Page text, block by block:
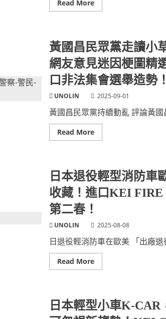
輕
型
星
餐
20
天！
倫
敦
《BEHIND》
魚
類
鮮
房
Read MoreRead
more
基
過
世！
烏
克
蘭
裔
美
國
直
升
機
企
業
創
子
逝
世！
順
談
譯
亂
&
台
語
更
外
語！
黃國昌民眾黨走讀小
網友意見迷因梗圖精
口非法集會選舉造勢！
UNOLIN 2025-09-01
黃國昌民眾黨持續動亂 評論黃國
Read MoreRead
more
民
眾
黨
走
警
察
警
民
衝
突，
網
友
因
梗
圖
日本退役輕型消防車
收藏！進口KEI
第二春！
UNOLIN 2025-08-08
日退役輕消防車在歐美 「出廠退
Read MoreRead
more
役
輕
型
日本輕型小車K-CAR